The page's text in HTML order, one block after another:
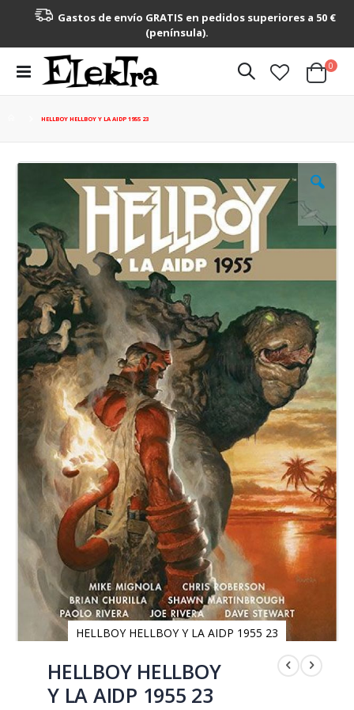
Gastos de envío GRATIS en pedidos superiores a 50 €
(península).
Toggle
Nav
Cart
0
HELLBOY HELLBOY Y LA AIDP 1955 23
Saltar
galería
de
imágenes
HELLBOY HELLBOY Y LA AIDP 1955 23
comienzoHELLBOY HELLBOY
Y LA AIDP 1955 23